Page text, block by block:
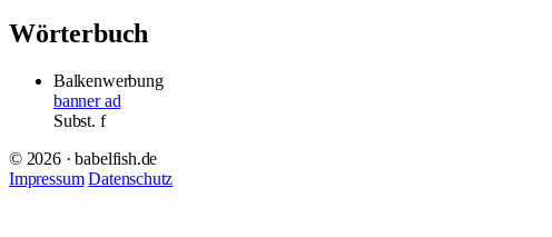
Wörterbuch
Balkenwerbung
banner ad
Subst. f
© 2026 · babelfish.de
Impressum Datenschutz